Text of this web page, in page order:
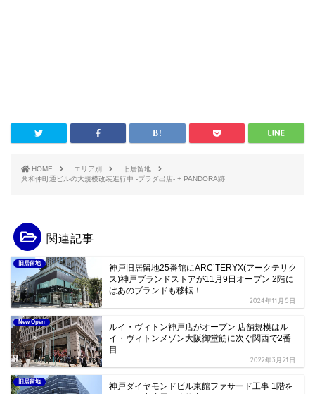
HOME エリア別
旧居留地
興和仲町通ビルの大規模改装進行中 -プラダ出店- + PANDORA跡
関連記事
旧居留地
神戸旧居留地25番館にARC’TERYX(アークテリク
ス)神戸ブランドストアが11月9日オープン 2階に
はあのブランドも移転！
2024年11月5日
New Open
ルイ・ヴィトン神戸店がオープン 店舗規模はル
イ・ヴィトンメゾン大阪御堂筋に次ぐ関西で2番
目
2022年3月21日
旧居留地
神戸ダイヤモンドビル東館ファサード工事 1階を